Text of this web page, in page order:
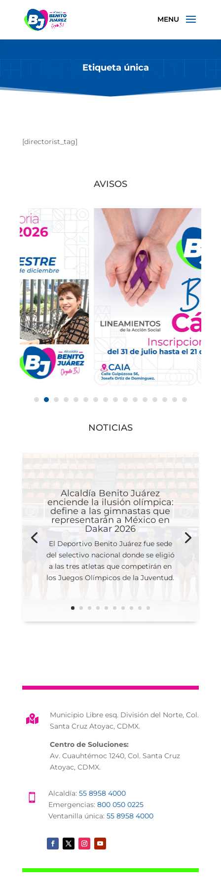
Etiqueta única
[directorist_tag]
AVISOS
NOTICIAS
Alcaldía Benito Juárez
enciende la ilusión olímpica:
define a las gimnastas que
representarán a México en
Dakar 2026
El Deportivo Benito Juárez fue sede
del selectivo nacional donde se eligió
a las tres atletas que competirán en
los Juegos Olímpicos de la Juventud.

Municipio Libre esq. División del Norte, Col.
Santa Cruz Atoyac, CDMX.
Centro de Soluciones:
Av. Cuauhtémoc 1240, Col. Santa Cruz
Atoyac, CDMX.
 Alcaldía: 55 8958 4000
Emergencias: 800 050 0225
Ventanilla única: 55 8958 4000